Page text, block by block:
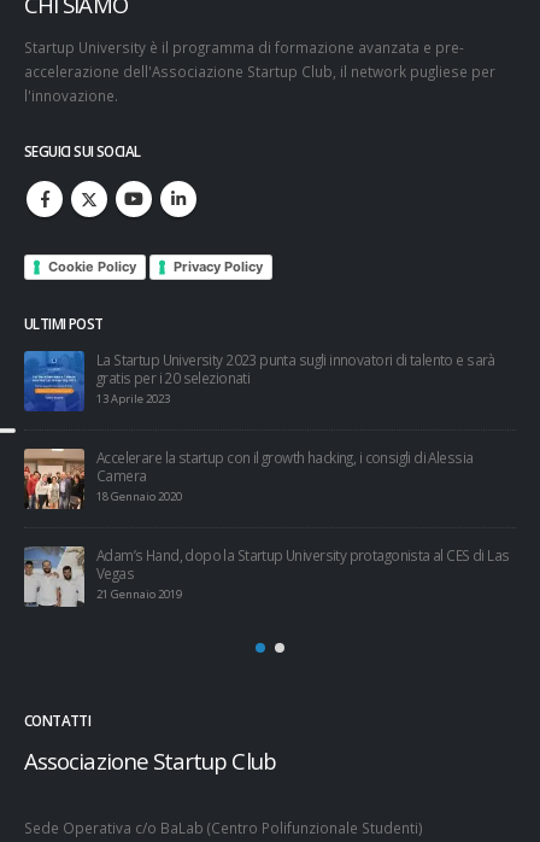
Startup University è il programma di formazione avanzata e pre-
accelerazione dell'Associazione Startup Club, il network pugliese per
l'innovazione.
SEGUICI SUI SOCIAL
Cookie Policy Privacy Policy
ULTIMI POST
La Startup University 2023 punta sugli innovatori di talento e sarà
gratis per i 20 selezionati
13 Aprile 2023
Accelerare la startup con il growth hacking, i consigli di Alessia
Camera
18 Gennaio 2020
Adam’s Hand, dopo la Startup University protagonista al CES di Las
Vegas
21 Gennaio 2019
CONTATTI
Associazione Startup Club
Sede Operativa c/o BaLab (Centro Polifunzionale Studenti)